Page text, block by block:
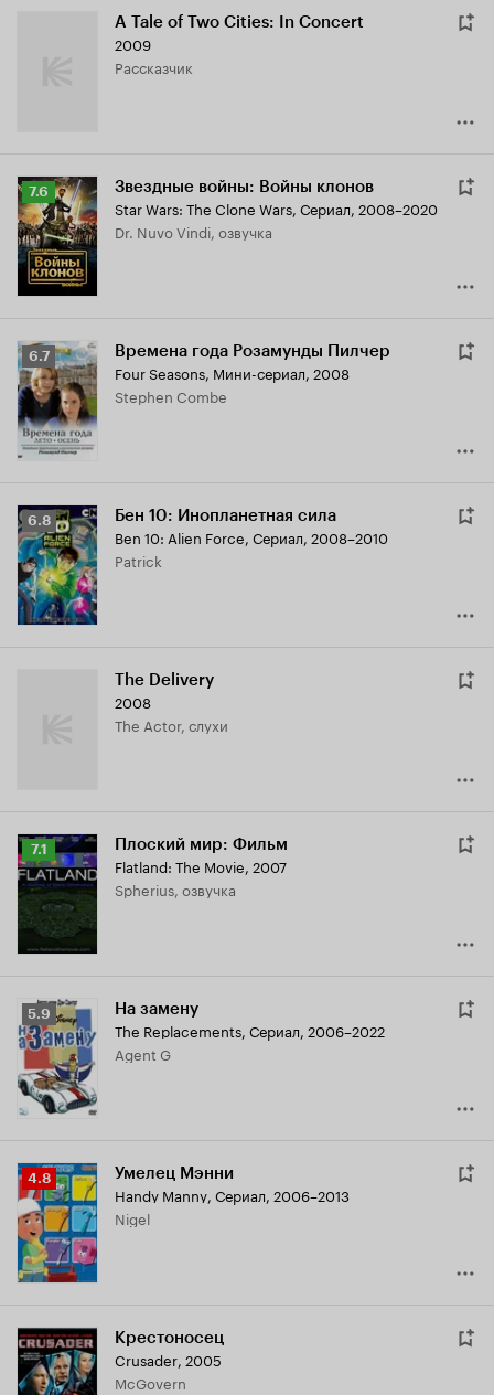
A Tale of Two Cities: In Concert
2009
рассказчик
Рейтинг
Кинопоиска
7.6
7.6 Звездные войны: Войны клонов
Star Wars: The Clone Wars, Сериал, 2008–2020
Dr. Nuvo Vindi, озвучка
Рейтинг
Кинопоиска
6.7
6.7 Времена года Розамунды Пилчер
Four Seasons, Мини-сериал, 2008
Stephen Combe
Рейтинг
Кинопоиска
6.8
6.8 Бен 10: Инопланетная сила
Ben 10: Alien Force, Сериал, 2008–2010
Patrick
The Delivery
2008
The Actor, слухи
Рейтинг
Кинопоиска
7.1
7.1 Плоский мир: Фильм
Flatland: The Movie, 2007
Spherius, озвучка
Рейтинг
Кинопоиска
5.9
5.9 На замену
The Replacements, Сериал, 2006–2022
Agent G
Рейтинг
Кинопоиска
4.8
4.8 Умелец Мэнни
Handy Manny, Сериал, 2006–2013
Nigel
Крестоносец
Crusader, 2005
McGovern